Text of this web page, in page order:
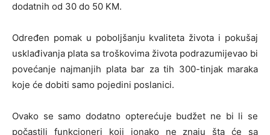
dodatnih od 30 do 50 KM.
Određen pomak u poboljšanju kvaliteta života i pokušaj
usklađivanja plata sa troškovima života podrazumijevao bi
povećanje najmanjih plata bar za tih 300-tinjak maraka
koje će dobiti samo pojedini poslanici.
Ovako se samo dodatno opterećuje budžet ne bi li se
počastili funkcioneri koji ionako ne znaju šta će sa